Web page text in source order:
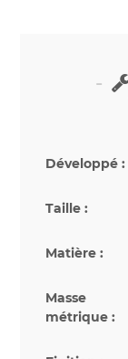
Développé :
Taille :
Matière :
Masse
métrique :